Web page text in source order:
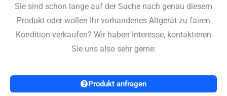
Sie sind schon lange auf der Suche nach genau diesem
Produkt oder wollen Ihr vorhandenes Altgerät zu fairen
Kondition verkaufen? Wir haben Interesse, kontaktieren
Sie uns also sehr gerne:
Produkt anfragen